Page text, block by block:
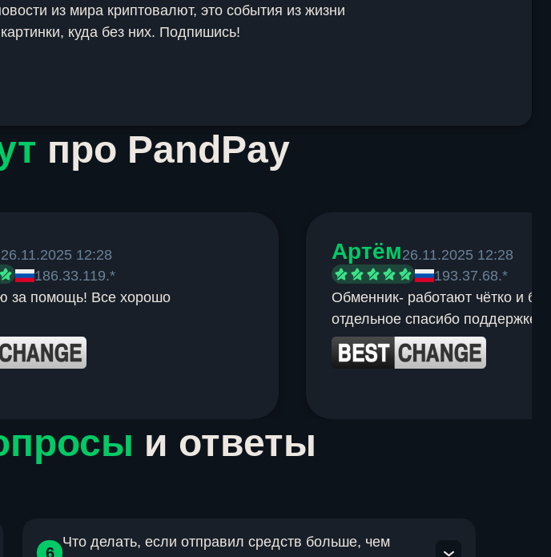
из мира криптовалют, это события из жизни
куда без них. Подпишись!
про PandPay
26.11.2025 12:28
186.33.119.*
за помощь! Все хорошо
Артём26.11.2025 12:28
193.37.68.*
Обменник- работают чётко и
отдельное спасибо поддержке.
и ответы
6
Что делать, если отправил средств больше, чем